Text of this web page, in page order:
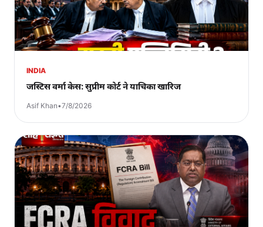
INDIA
जस्टिस वर्मा केस: सुप्रीम कोर्ट ने याचिका खारिज
Asif Khan•7/8/2026